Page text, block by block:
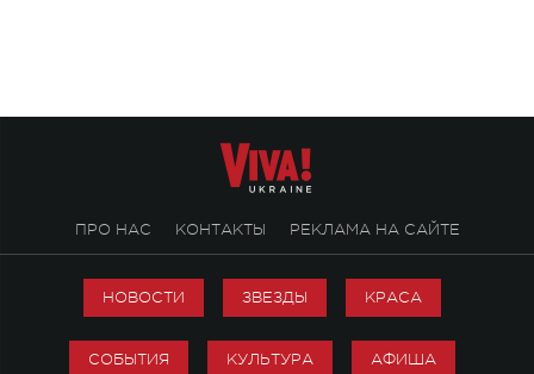
ПРО НАС КОНТАКТЫ РЕКЛАМА НА САЙТЕ
НОВОСТИ ЗВЕЗДЫ КРАСА
СОБЫТИЯ КУЛЬТУРА АФИША